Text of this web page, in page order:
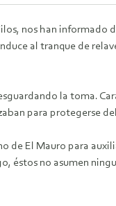
nos han
al tranque de
la toma.
para protegerse
El Mauro para
éstos no asumen